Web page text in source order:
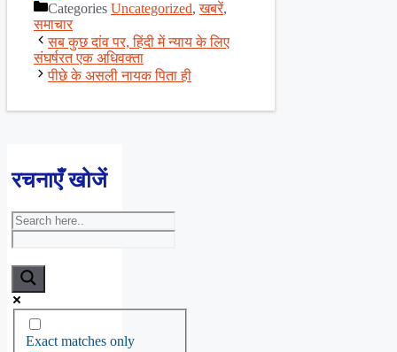
ShareCategories Uncategorized,खबरें,
समाचार
सब कुछ दांव पर, हिंदी में न्याय के लिए
संघर्षरत एक अधिवक्ता
पीछे के असली नायक पिता ही
रचनाएँ खोजें
Exact matches only